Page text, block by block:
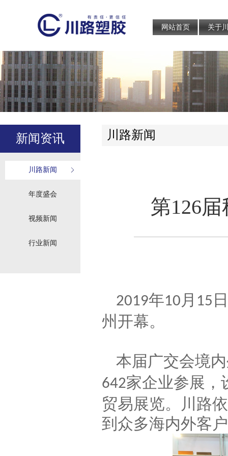
网站首页 关于
新闻资讯
川路新闻
年度盛会
视频新闻
行业新闻
川路新闻
第126
2019年10月 15
州开幕。
本届广交会境
642家企业参展，
贸易展览。川路
到众多海内外客